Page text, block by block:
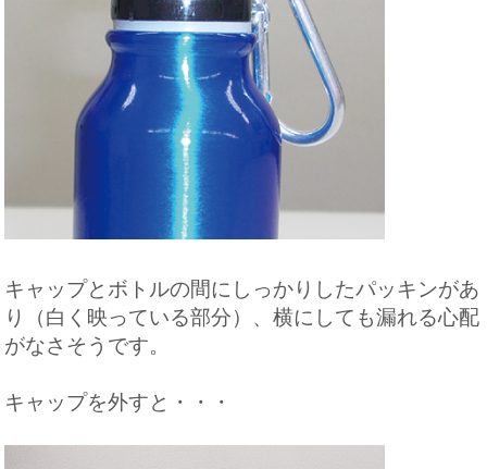
キャップとボトルの間にしっかりしたパッキンがあ
り（白く映っている部分）、横にしても漏れる心配
がなさそうです。
キャップを外すと・・・